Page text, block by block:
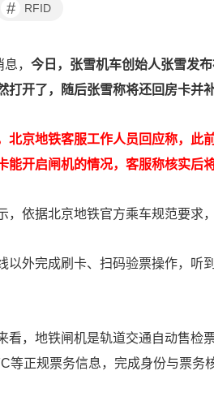
# RFID
， 今日，张雪机车创始人张雪发
打开了，随后张雪称将还回房卡并补
北京地铁客服工作人员回应称，此
能开启闸机的情况，客服称核实后
，依据北京地铁官方乘车规范要求
以外完成刷卡、扫码验票操作，听
看，地铁闸机是轨道交通自动售
等正规票务信息，完成身份与票务